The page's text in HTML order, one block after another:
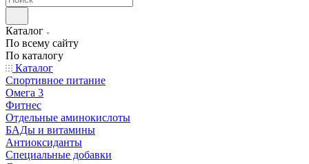
Каталог
По всему сайту
По каталогу
Каталог
Спортивное питание
Омега 3
Фитнес
Отдельные аминокислоты
БАДы и витамины
Антиоксиданты
Специальные добавки